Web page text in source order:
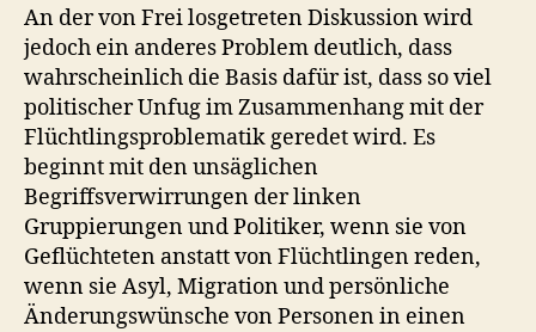
An der von Frei losgetreten Diskussion wird
jedoch ein anderes Problem deutlich, dass
wahrscheinlich die Basis dafür ist, dass so viel
politischer Unfug im Zusammenhang mit der
Flüchtlingsproblematik geredet wird. Es
beginnt mit den unsäglichen
Begriffsverwirrungen der linken
Gruppierungen und Politiker, wenn sie von
Geflüchteten anstatt von Flüchtlingen reden,
wenn sie Asyl, Migration und persönliche
Änderungswünsche von Personen in einen